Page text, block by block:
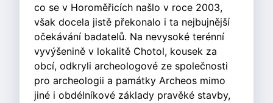
co se v Horoměřicích našlo v roce 2003,
však docela jistě překonalo i ta nejbujnější
očekávání badatelů. Na nevysoké terénní
vyvýšenině v lokalitě Chotol, kousek za
obcí, odkryli archeologové ze společnosti
pro archeologii a památky Archeos mimo
jiné i obdélníkové základy pravěké stavby,